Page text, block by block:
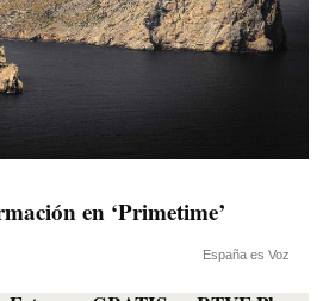
en ‘Primetime’
España es Voz